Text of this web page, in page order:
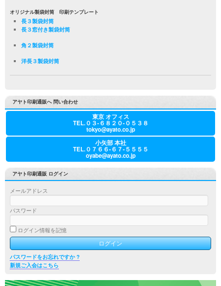
オリジナル製袋封筒 印刷テンプレート
長３製袋封筒
長３窓付き製袋封筒
角２製袋封筒
洋長３製袋封筒
アヤト印刷通販へ 問い合わせ
東京 オフィス
TEL.０３-６８２０-０５３８
tokyo@ayato.co.jp
小矢部 本社
TEL.０７６６-６７-５５５５
oyabe@ayato.co.jp
アヤト印刷通販 ログイン
メールアドレス
パスワード
ログイン情報を記憶
パスワードをお忘れですか ?
新規ご入会はこちら